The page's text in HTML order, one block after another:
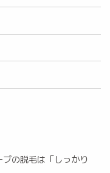
の脱毛は「しっかり